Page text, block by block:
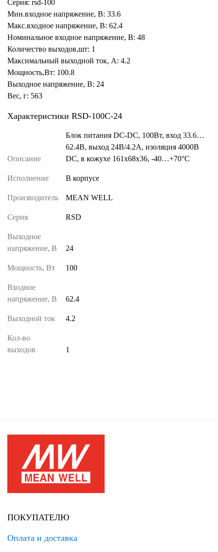
Серия: rsd-100
Мин.входное напряжение, В: 33.6
Макс.входное напряжение, В: 62.4
Номинальное входное напряжение, В: 48
Количество выходов,шт: 1
Максимальный выходной ток, А: 4.2
Мощность,Вт: 100.8
Выходное напряжение, В: 24
Вес, г: 563
Характеристики RSD-100C-24
Описание
Блок питания DC-DC, 100Вт, вход 33.6…
62.4В, выход 24В/4.2А, изоляция 4000В
DC, в кожухе 161х68х36, -40…+70°С
Исполнение В корпусе
Производитель MEAN WELL
Серия RSD
Выходное
напряжение, В
24
Мощность, Вт 100
Входное
напряжение, В
62.4
Выходной ток 4.2
Кол-во
выходов
1
ПОКУПАТЕЛЮ
Оплата и доставка